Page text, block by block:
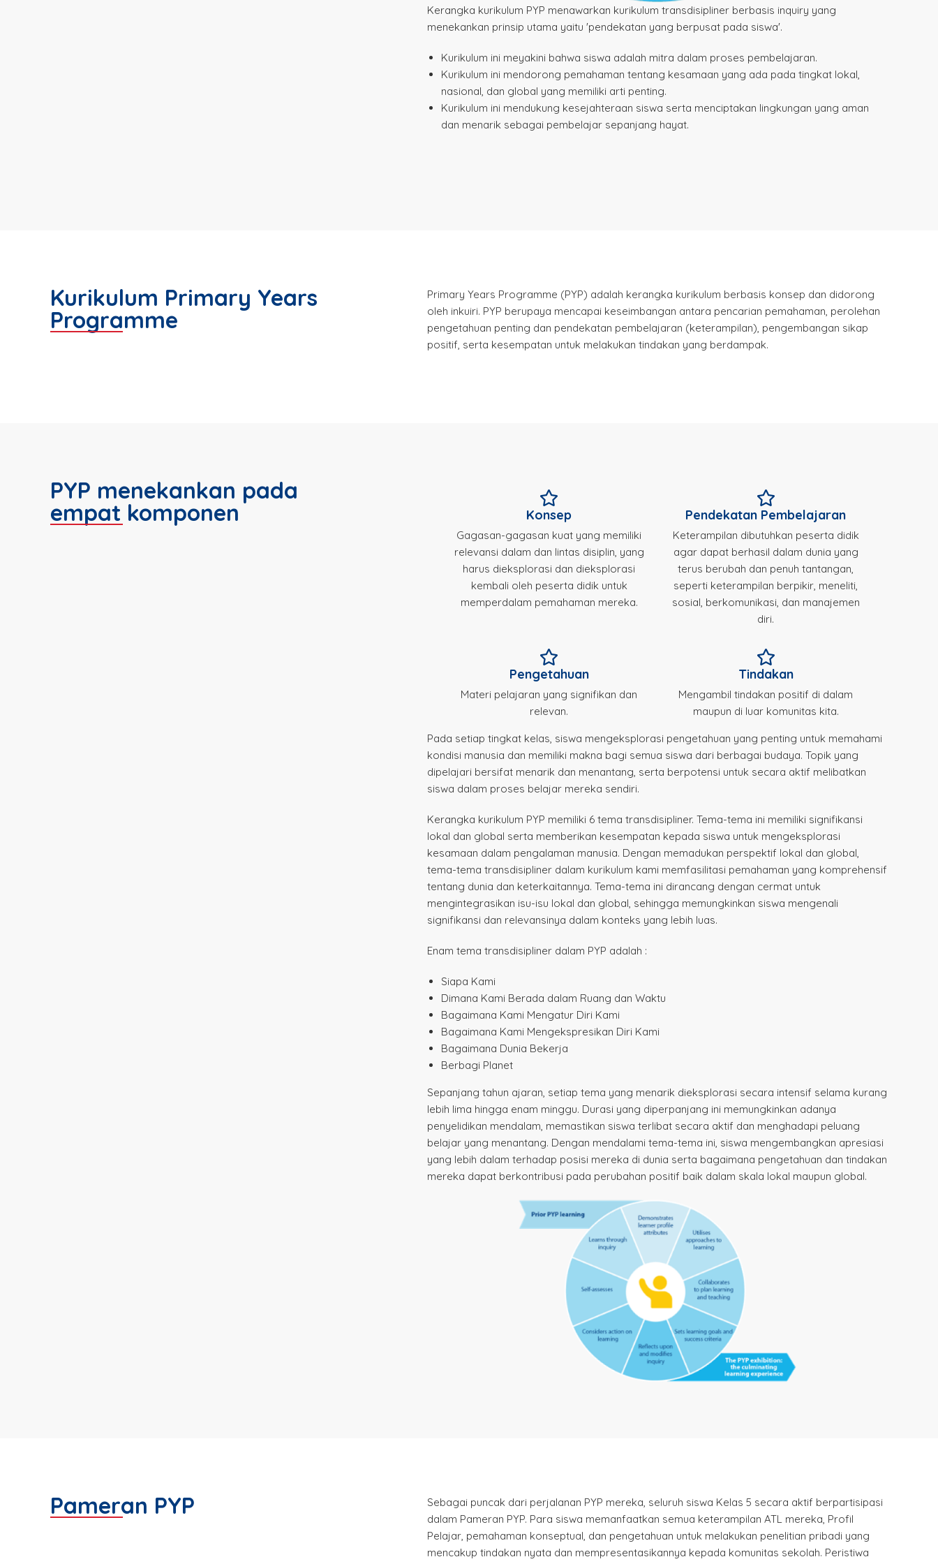
Kerangka kurikulum PYP menawarkan kurikulum transdisipliner berbasis inquiry yang
menekankan prinsip utama yaitu 'pendekatan yang berpusat pada siswa'.
Kurikulum ini meyakini bahwa siswa adalah mitra dalam proses pembelajaran.
Kurikulum ini mendorong pemahaman tentang kesamaan yang ada pada tingkat lokal,
nasional, dan global yang memiliki arti penting.
Kurikulum ini mendukung kesejahteraan siswa serta menciptakan lingkungan yang aman
dan menarik sebagai pembelajar sepanjang hayat.
Kurikulum Primary Years
Programme
Primary Years Programme (PYP) adalah kerangka kurikulum berbasis konsep dan didorong
oleh inkuiri. PYP berupaya mencapai keseimbangan antara pencarian pemahaman, perolehan
pengetahuan penting dan pendekatan pembelajaran (keterampilan), pengembangan sikap
positif, serta kesempatan untuk melakukan tindakan yang berdampak.
PYP menekankan pada
empat komponen
Konsep
Gagasan-gagasan kuat yang memiliki
relevansi dalam dan lintas disiplin, yang
harus dieksplorasi dan dieksplorasi
kembali oleh peserta didik untuk
memperdalam pemahaman mereka.
Pendekatan Pembelajaran
Keterampilan dibutuhkan peserta didik
agar dapat berhasil dalam dunia yang
terus berubah dan penuh tantangan,
seperti keterampilan berpikir, meneliti,
sosial, berkomunikasi, dan manajemen
diri.
Pengetahuan
Materi pelajaran yang signifikan dan
relevan.
Tindakan
Mengambil tindakan positif di dalam
maupun di luar komunitas kita.
Pada setiap tingkat kelas, siswa mengeksplorasi pengetahuan yang penting untuk memahami
kondisi manusia dan memiliki makna bagi semua siswa dari berbagai budaya. Topik yang
dipelajari bersifat menarik dan menantang, serta berpotensi untuk secara aktif melibatkan
siswa dalam proses belajar mereka sendiri.
Kerangka kurikulum PYP memiliki 6 tema transdisipliner. Tema-tema ini memiliki signifikansi
lokal dan global serta memberikan kesempatan kepada siswa untuk mengeksplorasi
kesamaan dalam pengalaman manusia. Dengan memadukan perspektif lokal dan global,
tema-tema transdisipliner dalam kurikulum kami memfasilitasi pemahaman yang komprehensif
tentang dunia dan keterkaitannya. Tema-tema ini dirancang dengan cermat untuk
mengintegrasikan isu-isu lokal dan global, sehingga memungkinkan siswa mengenali
signifikansi dan relevansinya dalam konteks yang lebih luas.
Enam tema transdisipliner dalam PYP adalah :
Siapa Kami
Dimana Kami Berada dalam Ruang dan Waktu
Bagaimana Kami Mengatur Diri Kami
Bagaimana Kami Mengekspresikan Diri Kami
Bagaimana Dunia Bekerja
Berbagi Planet
Sepanjang tahun ajaran, setiap tema yang menarik dieksplorasi secara intensif selama kurang
lebih lima hingga enam minggu. Durasi yang diperpanjang ini memungkinkan adanya
penyelidikan mendalam, memastikan siswa terlibat secara aktif dan menghadapi peluang
belajar yang menantang. Dengan mendalami tema-tema ini, siswa mengembangkan apresiasi
yang lebih dalam terhadap posisi mereka di dunia serta bagaimana pengetahuan dan tindakan
mereka dapat berkontribusi pada perubahan positif baik dalam skala lokal maupun global.
Pameran PYP
Sebagai puncak dari perjalanan PYP mereka, seluruh siswa Kelas 5 secara aktif berpartisipasi
dalam Pameran PYP. Para siswa memanfaatkan semua keterampilan ATL mereka, Profil
Pelajar, pemahaman konseptual, dan pengetahuan untuk melakukan penelitian pribadi yang
mencakup tindakan nyata dan mempresentasikannya kepada komunitas sekolah. Peristiwa